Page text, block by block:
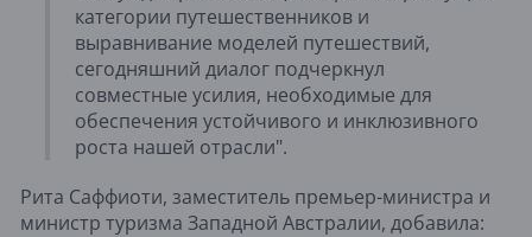
категории путешественников и
выравнивание моделей путешествий,
сегодняшний диалог подчеркнул
совместные усилия, необходимые для
обеспечения устойчивого и инклюзивного
роста нашей отрасли".
Рита Саффиоти, заместитель премьер-министра и
министр туризма Западной Австралии, добавила: